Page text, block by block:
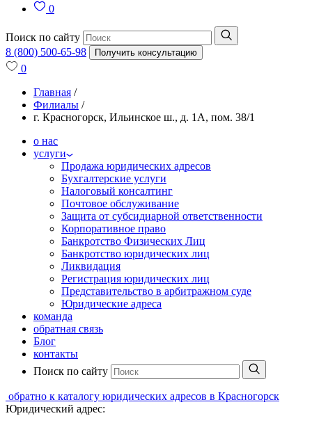
0
Поиск по сайту
8 (800) 500-65-98
Получить консультацию
0
Главная /
Филиалы /
г. Красногорск, Ильинское ш., д. 1А, пом. 38/1
о нас
услуги
Продажа юридических адресов
Бухгалтерские услуги
Налоговый консалтинг
Почтовое обслуживание
Защита от субсидиарной ответственности
Корпоративное право
Банкротство Физических Лиц
Банкротство юридических лиц
Ликвидация
Регистрация юридических лиц
Представительство в арбитражном суде
Юридические адреса
команда
обратная связь
Блог
контакты
Поиск по сайту
обратно к каталогу юридических адресов в Красногорск
Юридический адрес: